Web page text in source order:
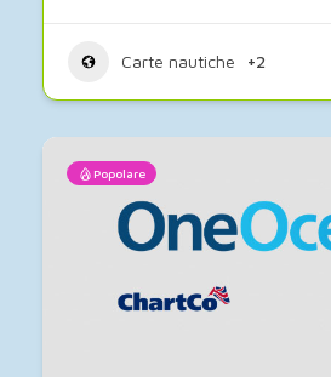
Carte nautiche +2
Popolare